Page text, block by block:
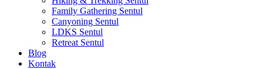
Family Gathering Sentul
Canyoning Sentul
LDKS Sentul
Retreat Sentul
Blog
Kontak